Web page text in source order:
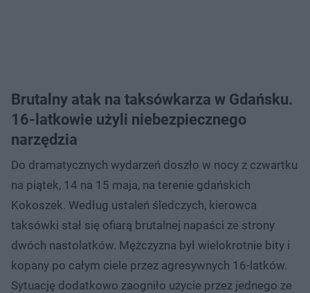
Brutalny atak na taksówkarza w Gdańsku.
16-latkowie użyli niebezpiecznego
narzędzia
Do dramatycznych wydarzeń doszło w nocy z czwartku
na piątek, 14 na 15 maja, na terenie gdańskich
Kokoszek. Według ustaleń śledczych, kierowca
taksówki stał się ofiarą brutalnej napaści ze strony
dwóch nastolatków. Mężczyzna był wielokrotnie bity i
kopany po całym ciele przez agresywnych 16-latków.
Sytuację dodatkowo zaogniło użycie przez jednego ze